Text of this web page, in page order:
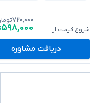
شروع قیمت از
۷۲۰,۰۰۰
۵۹۸,۰۰۰
دریافت مشاوره